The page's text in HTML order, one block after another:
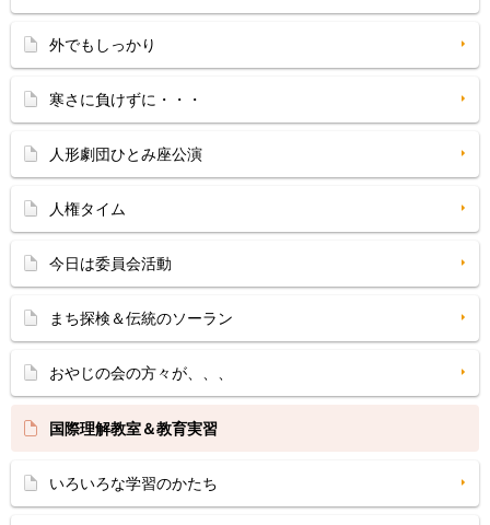
外でもしっかり
寒さに負けずに・・・
人形劇団ひとみ座公演
人権タイム
今日は委員会活動
まち探検＆伝統のソーラン
おやじの会の方々が、、、
国際理解教室＆教育実習
いろいろな学習のかたち